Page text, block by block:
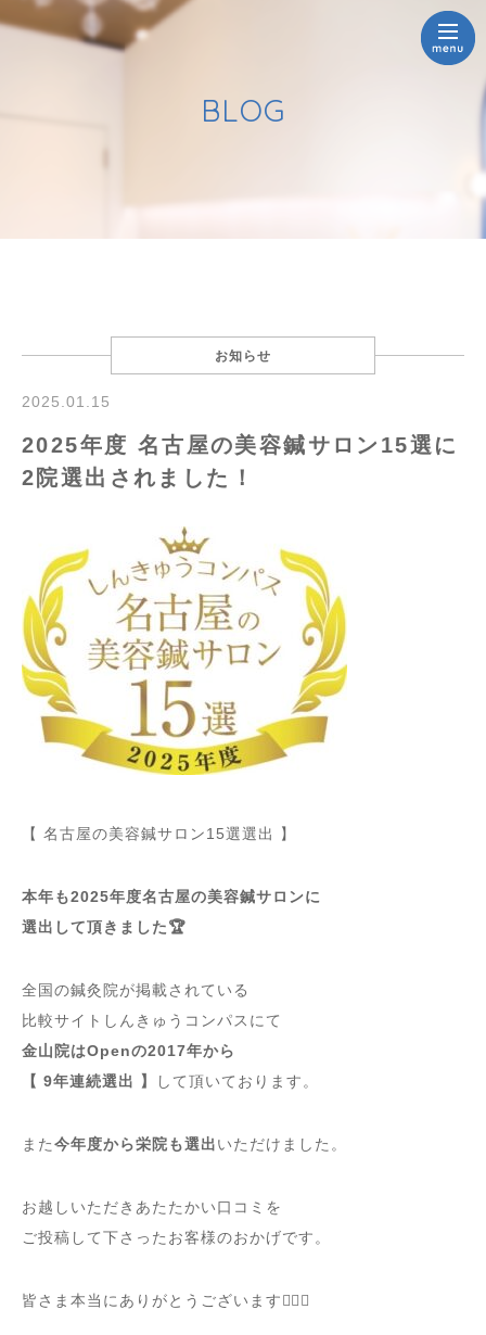
BLOG
お知らせ
2025.01.15
2025年度 名古屋の美容鍼サロン15選に
2院選出されました！
【 名古屋の美容鍼サロン15選選出 】
本年も2025年度名古屋の美容鍼サロンに
選出して頂きました🏆
全国の鍼灸院が掲載されている
比較サイトしんきゅうコンパスにて
金山院はOpenの2017年から
【 9年連続選出 】
して頂いております 。
また今年度から栄院も選出いただけました 。
お越しいただきあたたかい口コミを
ご投稿して下さったお客様のおかげです。
皆さま本当にありがとうございます🙇‍♀️✨